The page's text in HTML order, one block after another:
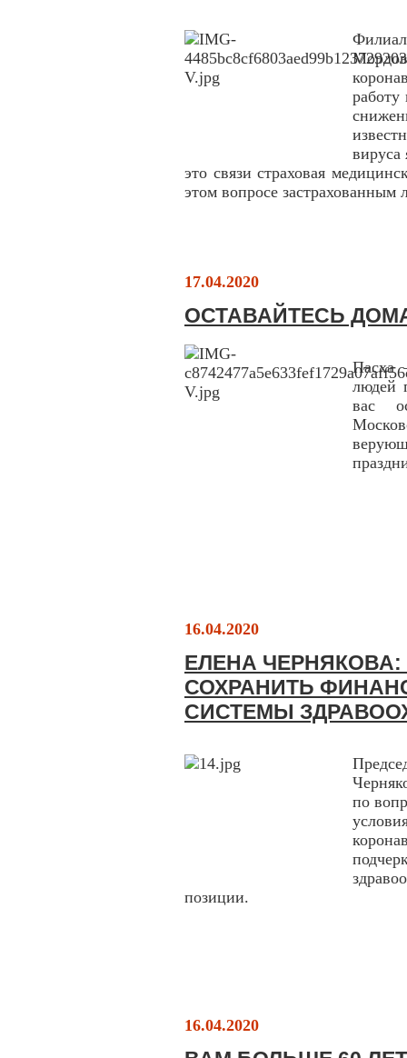
работу
вируса
это связи страховая
этом вопросе застрахованным
17.04.2020
ОСТАВАЙТЕСЬ
Пасха
людей
вас
16.04.2020
ЕЛЕНА
СОХРАНИТЬ
СИСТЕМЫ
по
позиции.
16.04.2020